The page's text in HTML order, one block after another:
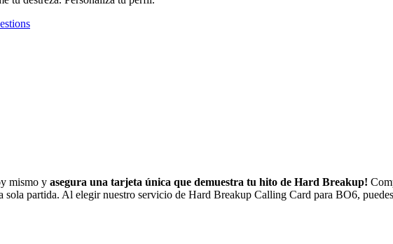
mismo y asegura una tarjeta única que demuestra tu hito de Hard Breakup!
sola partida. Al elegir nuestro servicio de Hard Breakup Calling Card para BO6,